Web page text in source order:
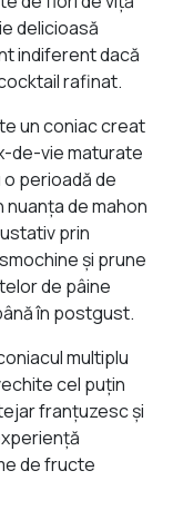
delicioasă
indiferent dacă
rafinat.
un coniac creat
de-vie maturate
perioadă de
nuanța de mahon
prin
și prune
de pâine
în postgust.
multiplu
cel puțin
franțuzesc și
de fructe